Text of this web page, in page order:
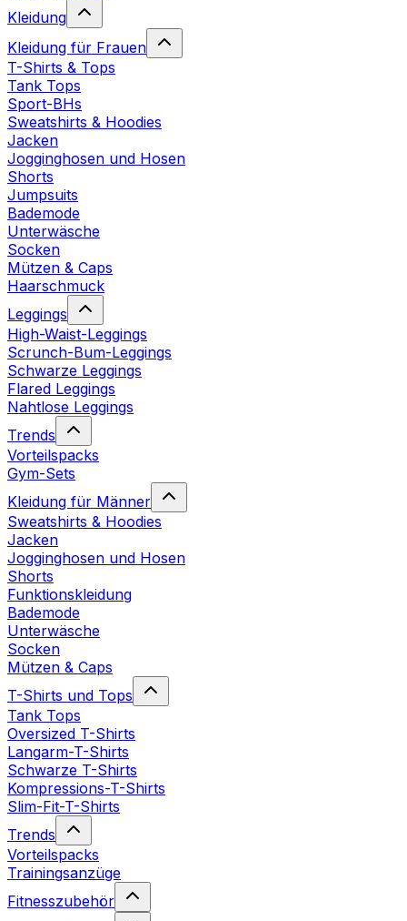
Kleidung
Kleidung für Frauen
T-Shirts & Tops
Tank Tops
Sport-BHs
Sweatshirts & Hoodies
Jacken
Jogginghosen und Hosen
Shorts
Jumpsuits
Bademode
Unterwäsche
Socken
Mützen & Caps
Haarschmuck
Leggings
High-Waist-Leggings
Scrunch-Bum-Leggings
Schwarze Leggings
Flared Leggings
Nahtlose Leggings
Trends
Vorteilspacks
Gym-Sets
Kleidung für Männer
Sweatshirts & Hoodies
Jacken
Jogginghosen und Hosen
Shorts
Funktionskleidung
Bademode
Unterwäsche
Socken
Mützen & Caps
T-Shirts und Tops
Tank Tops
Oversized T-Shirts
Langarm-T-Shirts
Schwarze T-Shirts
Kompressions-T-Shirts
Slim-Fit-T-Shirts
Trends
Vorteilspacks
Trainingsanzüge
Fitnesszubehör